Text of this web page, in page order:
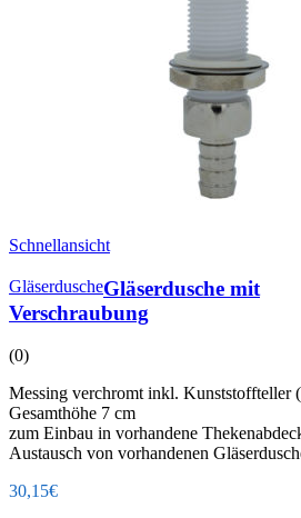
Schnellansicht
GläserduscheGläserdusche mit
Verschraubung
(0)
Messing verchromt inkl. Kunststoffteller
Gesamthöhe 7 cm
zum Einbau in vorhandene
Austausch von vorhandenen
30,15€